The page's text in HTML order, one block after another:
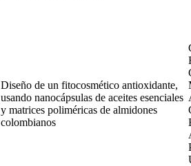
Diseño de un fitocosmético antioxidante,
usando nanocápsulas de aceites esenciales
y matrices poliméricas de almidones
colombianos